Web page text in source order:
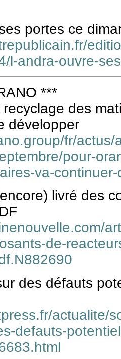
portes ce
l-andra-ouvre-
***
des
développer
fr/actus/
pour-
va-
livré des
de-
des défauts
actualite/
defauts-